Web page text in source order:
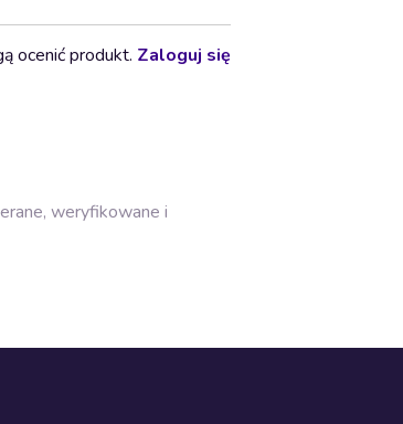
ocenić produkt. Zaloguj się
weryfikowane i